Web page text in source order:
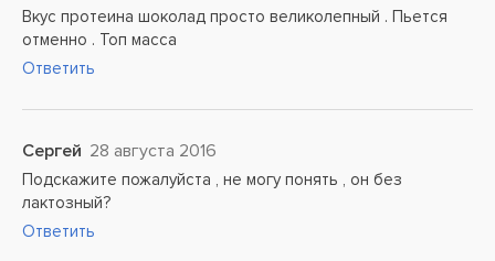
Вкус протеина шоколад просто великолепный . Пьется
отменно . Топ масса
Ответить
Сергей 28 августа 2016
Подскажите пожалуйста , не могу понять , он без
лактозный?
Ответить